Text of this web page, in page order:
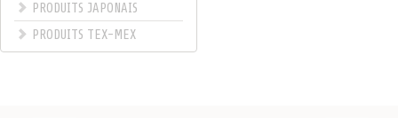
PRODUITS JAPONAIS
PRODUITS TEX-MEX